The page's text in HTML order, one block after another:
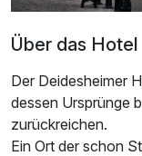
Über das Hotel
Der Deidesheimer
dessen Ursprünge
zurückreichen.
Ein Ort der schon